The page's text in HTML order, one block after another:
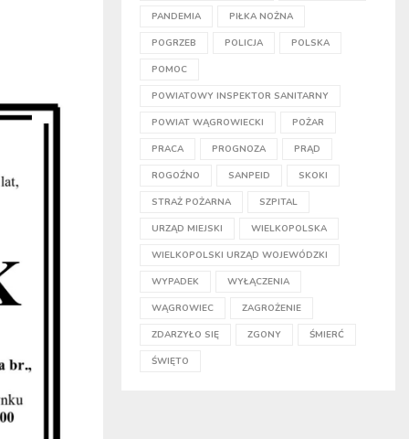
PANDEMIA PIŁKA NOŻNA
POGRZEB POLICJA POLSKA
POMOC
POWIATOWY INSPEKTOR SANITARNY
POWIAT WĄGROWIECKI POŻAR
PRACA PROGNOZA PRĄD
ROGOŹNO SANPEID SKOKI
STRAŻ POŻARNA SZPITAL
URZĄD MIEJSKI WIELKOPOLSKA
WIELKOPOLSKI URZĄD WOJEWÓDZKI
WYPADEK WYŁĄCZENIA
WĄGROWIEC ZAGROŻENIE
ZDARZYŁO SIĘ ZGONY ŚMIERĆ
ŚWIĘTO